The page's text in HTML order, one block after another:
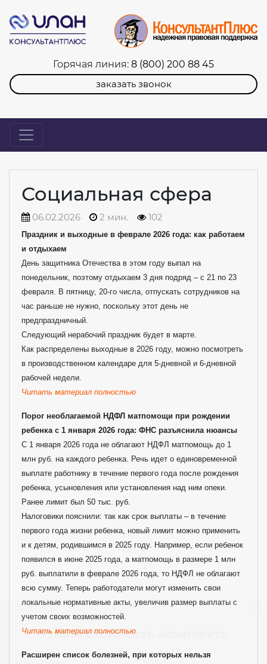
Горячая линия: 8 (800) 200 88 45
заказать звонок
Социальная сфера
06.02.2026 2 мин. 102
Праздник и выходные в феврале 2026 года: как работаем
и отдыхаем
День защитника Отечества в этом году выпал на
понедельник, поэтому отдыхаем 3 дня подряд – с 21 по 23
февраля. В пятницу, 20-го числа, отпускать сотрудников на
час раньше не нужно, поскольку этот день не
предпраздничный.
Следующий нерабочий праздник будет в марте.
Как распределены выходные в 2026 году, можно посмотреть
в производственном календаре для 5-дневной и 6-дневной
рабочей недели.
Читать материал полностью
Порог необлагаемой НДФЛ матпомощи при рождении
ребенка с 1 января 2026 года: ФНС разъяснила нюансы
С 1 января 2026 года не облагают НДФЛ матпомощь до 1
млн руб. на каждого ребенка. Речь идет о единовременной
выплате работнику в течение первого года после рождения
ребенка, усыновления или установления над ним опеки.
Ранее лимит был 50 тыс. руб.
Налоговики пояснили: так как срок выплаты – в течение
первого года жизни ребенка, новый лимит можно применить
и к детям, родившимся в 2025 году. Например, если ребенок
появился в июне 2025 года, а матпомощь в размере 1 млн
руб. выплатили в феврале 2026 года, то НДФЛ не облагают
всю сумму. Теперь работодатели могут изменить свои
локальные нормативные акты, увеличив размер выплаты с
учетом своих возможностей.
Читать материал полностью
Расширен список болезней, при которых нельзя
Узнать стоимость комплекта